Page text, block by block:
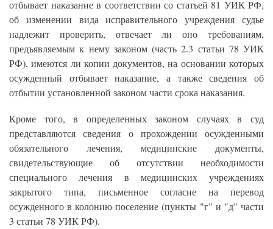
отбывает наказание в соответствии со статьей 81 УИК РФ,
об изменении вида исправительного учреждения судье
надлежит проверить, отвечает ли оно требованиям,
предъявляемым к нему законом (часть 2.3 статьи 78 УИК
РФ), имеются ли копии документов, на основании которых
осужденный отбывает наказание, а также сведения об
отбытии установленной законом части срока наказания.
Кроме того, в определенных законом случаях в суд
представляются сведения о прохождении осужденными
обязательного лечения, медицинские документы,
свидетельствующие об отсутствии необходимости
специального лечения в медицинских учреждениях
закрытого типа, письменное согласие на перевод
осужденного в колонию-поселение (пункты "г" и "д" части
3 статьи 78 УИК РФ).